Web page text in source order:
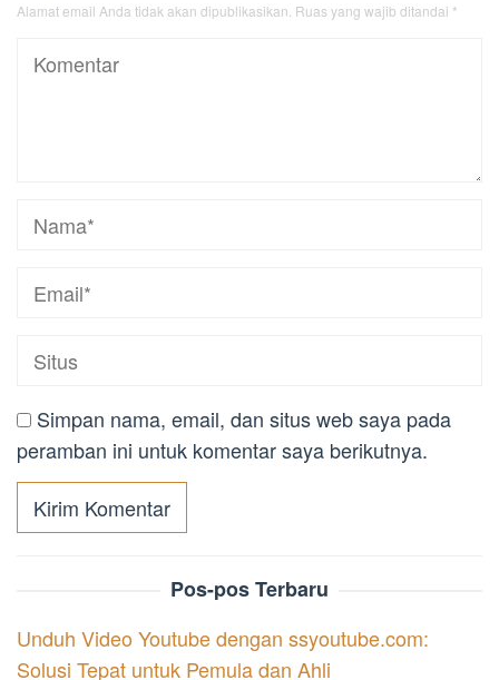
Alamat email Anda tidak akan dipublikasikan. Ruas yang wajib ditandai *
Simpan nama, email, dan situs web saya pada
peramban ini untuk komentar saya berikutnya.
Pos-pos Terbaru
Unduh Video Youtube dengan ssyoutube.com:
Solusi Tepat untuk Pemula dan Ahli